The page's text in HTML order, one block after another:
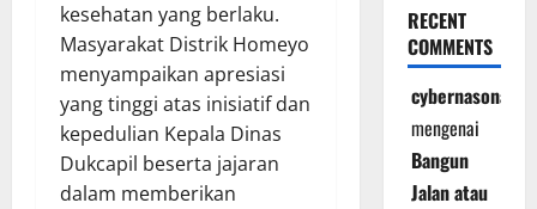
kesehatan yang berlaku.
Masyarakat Distrik Homeyo
menyampaikan apresiasi
yang tinggi atas inisiatif dan
kepedulian Kepala Dinas
Dukcapil beserta jajaran
dalam memberikan
RECENT
COMMENTS
cybernasonal
mengenai
Bangun
Jalan atau